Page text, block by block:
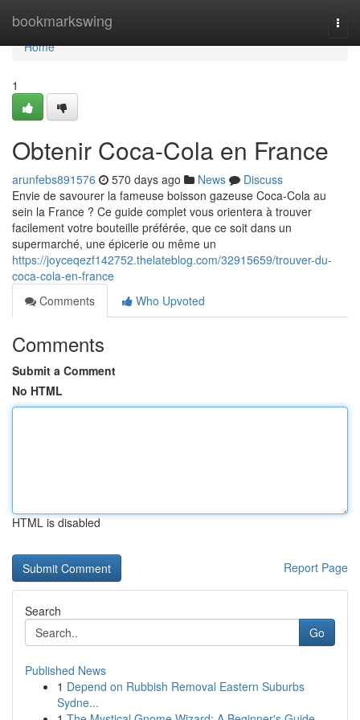
bookmarkswing
Home
Home
1
Obtenir Coca-Cola en France
arunfebs891576 570 days ago News
Discuss
Envie de savourer la fameuse boisson gazeuse Coca-Cola au
sein la France ? Ce guide complet vous orientera à trouver
facilement votre bouteille préférée, que ce soit dans un
supermarché, une épicerie ou même un
https://joyceqezf142752.thelateblog.com/32915659/trouver-du-
coca-cola-en-france
Comments
Who Upvoted
Comments
Submit a Comment
No HTML
HTML is disabled
Report Page
Search
Go
Published News
1 Depend on Rubbish Removal Eastern Suburbs
Sydne...